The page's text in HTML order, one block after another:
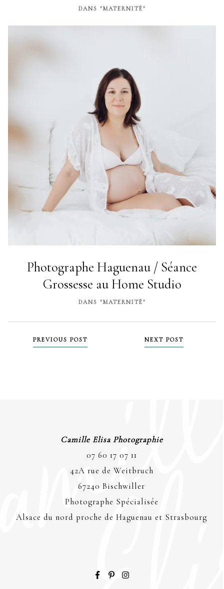
DANS "MATERNITÉ"
Photographe Haguenau / Séance
Grossesse au Home Studio
DANS "MATERNITÉ"
PREVIOUS POST NEXT POST
Camille Elisa Photographie
07 60 17 07 11
42A rue de Weitbruch
67240 Bischwiller
Photographe Spécialisée
Alsace du nord proche de Haguenau et Strasbourg